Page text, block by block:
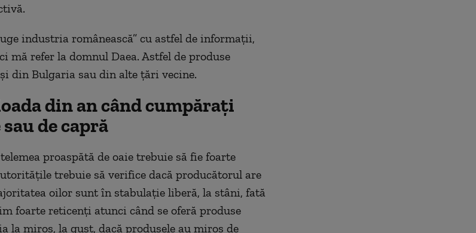
industria românească” cu astfel de informații,
mă refer la domnul Daea. Astfel de produse
din Bulgaria sau din alte țări vecine.
din an când cumpărați
de capră
proaspătă de oaie trebuie să fie foarte
trebuie să verifice dacă producătorul are
oilor sunt în stabulație liberă, la stâni, fată
foarte reticenți atunci când se oferă produse
la miros, la gust, dacă produsele au miros de